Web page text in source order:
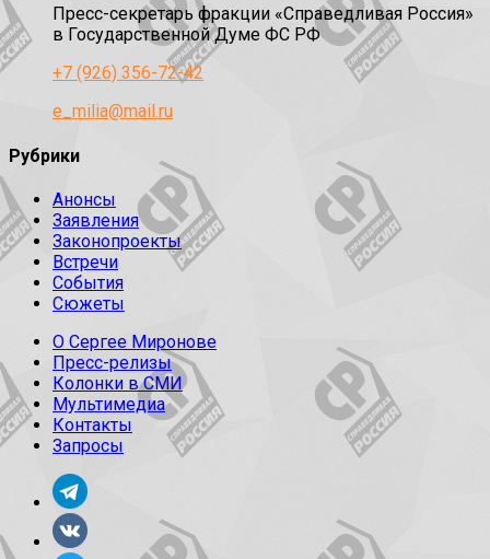
Пресс-секретарь фракции «Справедливая Россия»
в Государственной Думе ФС РФ
+7 (926) 356-72-42
e_milia@mail.ru
Рубрики
Анонсы
Заявления
Законопроекты
Встречи
События
Сюжеты
О Сергее Миронове
Пресс-релизы
Колонки в СМИ
Мультимедиа
Контакты
Запросы